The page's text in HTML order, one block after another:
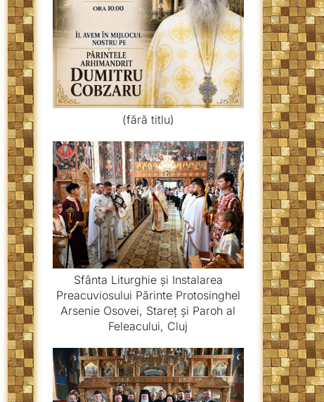
(fără titlu)
Sfânta Liturghie și Instalarea
Preacuviosului Părinte Protosinghel
Arsenie Osovei, Stareț și Paroh al
Feleacului, Cluj